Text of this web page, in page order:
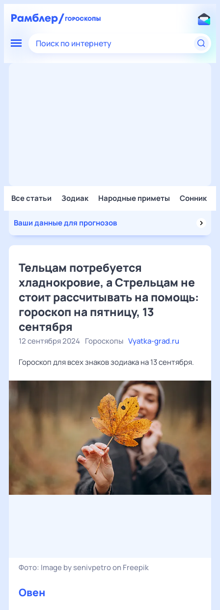
Поиск по интернету
Все статьи Зодиак Народные приметы Сонник
Ваши данные для прогнозов
Тельцам потребуется
хладнокровие, а Стрельцам не
стоит рассчитывать на помощь:
гороскоп на пятницу, 13
сентября
12 сентября 2024 Гороскопы Vyatka-grad.ru
Гороскоп для всех знаков зодиака на 13 сентября.
Фото: Image by senivpetro on Freepik
Овен